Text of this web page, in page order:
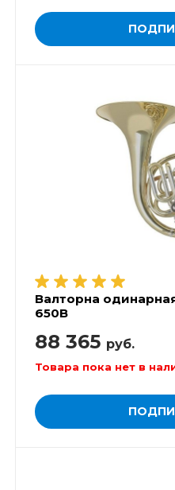
Валторна
650B
88 365 руб.
Товара пока нет в